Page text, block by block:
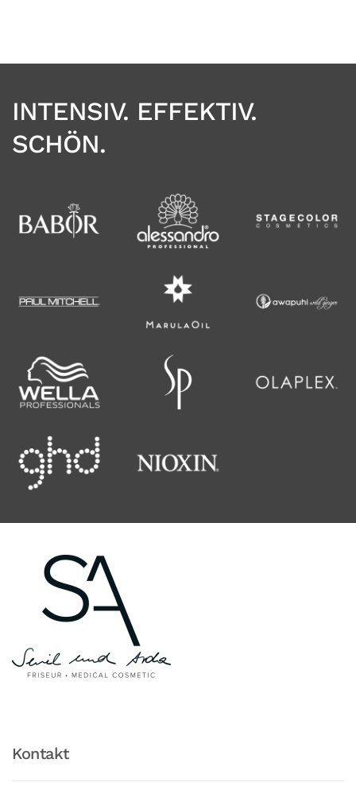
INTENSIV. EFFEKTIV.
SCHÖN.
Kontakt